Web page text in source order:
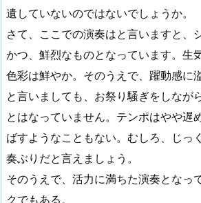
遺していないのではないでしょうか。
さて、ここでの演奏はと言いますと、
かつ、鮮烈なものとなっています。生
色彩は鮮やか。そのうえで、躍動感に
と言いましても、お祭り騒ぎをしなが
とはなっていません。テンポはやや遅
ばすようなこともない。むしろ、じっ
奏ぶりだと言えましょう。
そのうえで、活力に満ちた演奏となっ
クでもある。